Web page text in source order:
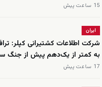
15 ساعت پیش
ایران
شرکت اطلاعات کشتیرانی کپلر:
به کمتر از یک‌دهم پیش از جنگ
17 ساعت پیش